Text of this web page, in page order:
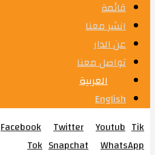
قائمة
انشر معنا
عن الدار
تواصل معنا
العربية
English
Facebook
Twitter Youtub Tik
Tok Snapchat
WhatsApp